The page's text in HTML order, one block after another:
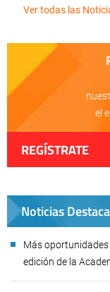
Ver todas las
el
REGÍSTRATE
Noticias
Más
edición de la